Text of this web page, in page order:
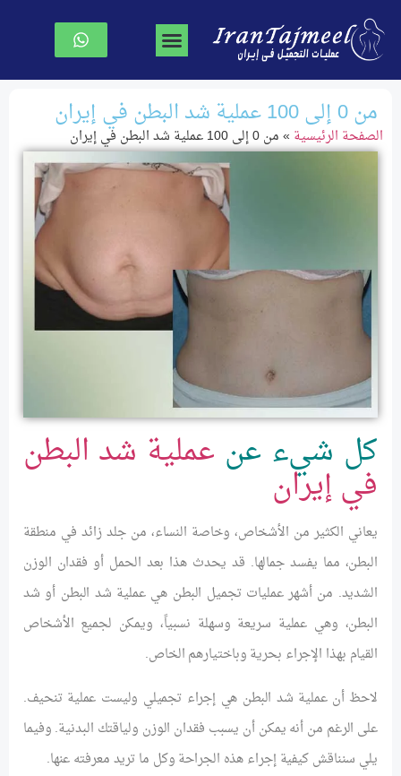
من 0 إلى 100 عملية شد البطن في إيران
الصفحة الرئیسیة» من 0 إلى 100 عملية شد البطن في إيران
كل شيء عنعملية شد البطن
في إيران
يعاني الكثير من الأشخاص، وخاصة النساء، من جلد زائد في منطقة
البطن، مما يفسد جمالها. قد يحدث هذا بعد الحمل أو فقدان الوزن
الشديد. من أشهر عمليات تجميل البطن هي عملية شد البطن أو شد
البطن، وهي عملية سريعة وسهلة نسبياً، ويمكن لجميع الأشخاص
القيام بهذا الإجراء بحرية وباختيارهم الخاص.
لاحظ أن عملية شد البطن هي إجراء تجميلي وليست عملية تنحيف.
على الرغم من أنه يمكن أن يسبب فقدان الوزن ولياقتك البدنية. وفيما
يلي سنناقش كيفية إجراء هذه الجراحة وكل ما تريد معرفته عنها.